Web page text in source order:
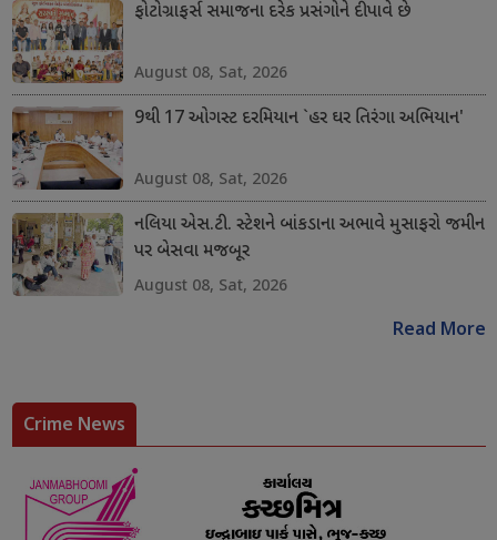
ફોટોગ્રાફર્સ સમાજના દરેક પ્રસંગોને દીપાવે છે
August 08, Sat, 2026
9થી 17 ઓગસ્ટ દરમિયાન `હર ઘર તિરંગા અભિયાન'
August 08, Sat, 2026
નલિયા એસ.ટી. સ્ટેશને બાંકડાના અભાવે મુસાફરો જમીન
પર બેસવા મજબૂર
August 08, Sat, 2026
Read More
Crime News